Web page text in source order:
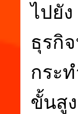
ไปยั
ธุรกิ
กระ
ขั้นสู